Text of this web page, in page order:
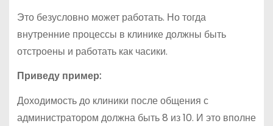
Это безусловно может работать. Но тогда
внутренние процессы в клинике должны быть
отстроены и работать как часики.
Приведу пример:
Доходимость до клиники после общения с
администратором должна быть 8 из 10. И это вполне